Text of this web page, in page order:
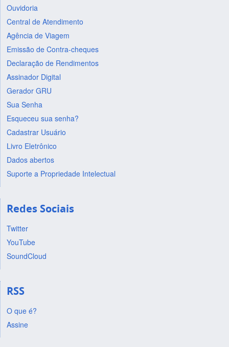
Ouvidoria
Central de Atendimento
Agência de Viagem
Emissão de Contra-cheques
Declaração de Rendimentos
Assinador Digital
Gerador GRU
Sua Senha
Esqueceu sua senha?
Cadastrar Usuário
Livro Eletrônico
Dados abertos
Suporte a Propriedade Intelectual
Redes Sociais
Twitter
YouTube
SoundCloud
RSS
O que é?
Assine